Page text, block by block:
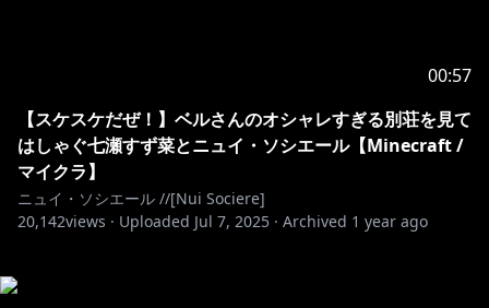
00:57
【スケスケだぜ！】ベルさんのオシャレすぎる別荘を見て
はしゃぐ七瀬すず菜とニュイ・ソシエール【Minecraft /
マイクラ】
ニュイ・ソシエール //[Nui Sociere]
20,142views · Uploaded Jul 7, 2025 · Archived 1 year ago